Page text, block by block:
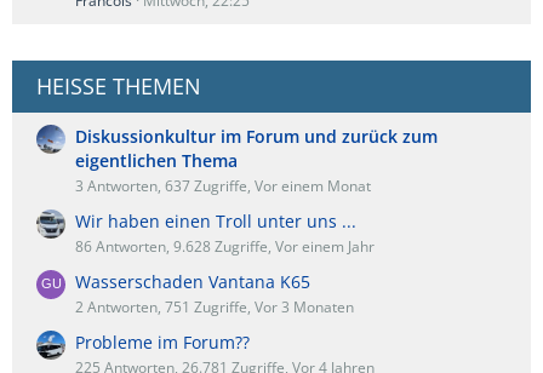
HEISSE THEMEN
Diskussionkultur im Forum und zurück zum
eigentlichen Thema
3 Antworten, 637 Zugriffe, Vor einem Monat
Wir haben einen Troll unter uns ...
86 Antworten, 9.628 Zugriffe, Vor einem Jahr
Wasserschaden Vantana K65
2 Antworten, 751 Zugriffe, Vor 3 Monaten
Probleme im Forum??
225 Antworten, 26.781 Zugriffe, Vor 4 Jahren